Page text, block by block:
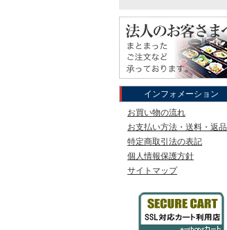
インフォメーション
お買い物の流れ
お支払い方法・送料・返品
特定商取引法の表記
個人情報保護方針
サイトマップ